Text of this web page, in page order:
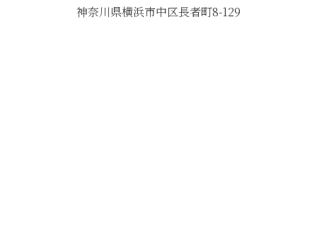
神奈川県横浜市中区長者町8-129